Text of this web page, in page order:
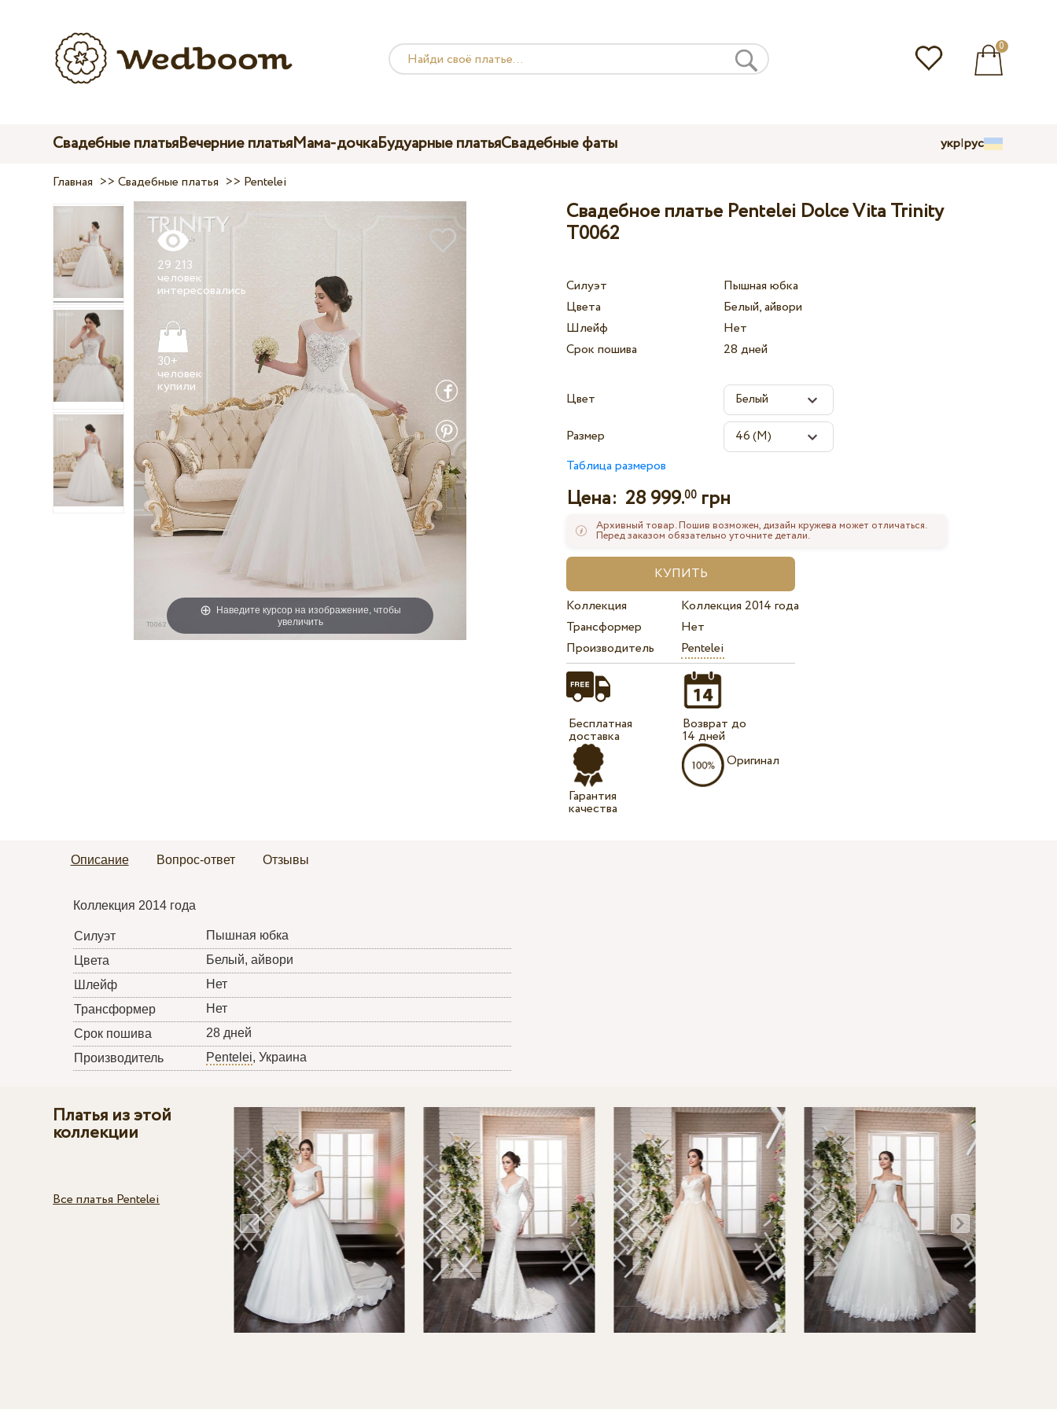
0
Свадебные платьяВечерние платьяМама-дочкаБудуарные платьяСвадебные фаты укр|рус
Главная >>Свадебные платья >> Pentelei
Наведите курсор на изображение, чтобы
увеличить
29 213
человек
30+
человек
Свадебное платье Pentelei Dolce Vita Trinity
T0062
Силуэт
Пышная юбка
Цвета
Белый, айвори
Шлейф
Нет
Срок пошива
28 дней
Цвет
Размер
Таблица размеров
Цена: 28 999.00 грн
Архивный товар. Пошив возможен, дизайн кружева может отличаться.
Перед заказом обязательно уточните детали.
Коллекция
Коллекция 2014 года
Трансформер
Нет
Производитель
Pentelei
Бесплатная
доставка
Гарантия
качества
Возврат до
14 дней
Оригинал
Описание Вопрос-ответ Отзывы
Коллекция 2014 года
Силуэт
Пышная юбка
Цвета
Белый, айвори
Шлейф
Нет
Трансформер
Нет
Срок пошива
28 дней
Производитель
Pentelei, Украина
Платья из этой
коллекции
Все платья Pentelei